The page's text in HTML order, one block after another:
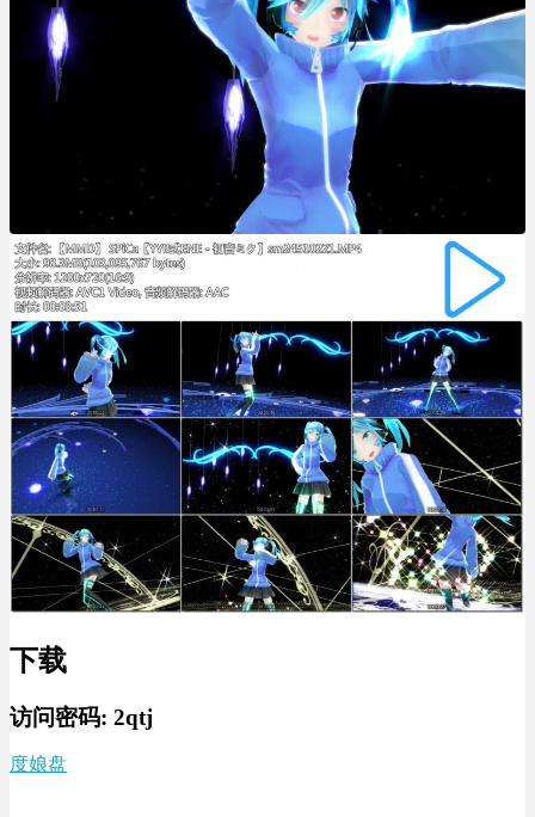
下载
访问密码: 2qtj
度娘盘